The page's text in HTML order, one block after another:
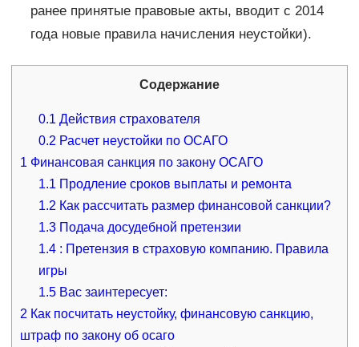
ранее принятые правовые акты, вводит с 2014
года новые правила начисления неустойки).
Содержание
0.1 Действия страхователя
0.2 Расчет неустойки по ОСАГО
1 Финансовая санкция по закону ОСАГО
1.1 Продление сроков выплаты и ремонта
1.2 Как рассчитать размер финансовой санкции?
1.3 Подача досудебной претензии
1.4 : Претензия в страховую компанию. Правила
игры
1.5 Вас заинтересует:
2 Как посчитать неустойку, финансовую санкцию,
штраф по закону об осаго